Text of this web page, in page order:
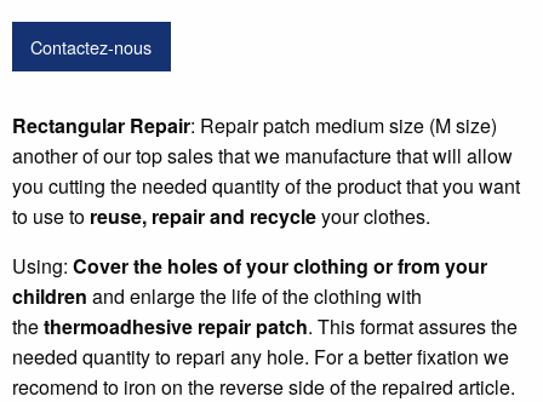
Contactez-nous
Rectangular Repair: Repair patch medium size (M size)
another of our top sales that we manufacture that will allow
you cutting the needed quantity of the product that you want
to use to reuse, repair and recycleyour clothes.
Using: Cover the holes of your clothing or from your
children and enlarge the life of the clothing with
thethermoadhesive repair patch. This format assures the
needed quantity to repari any hole. For a better fixation we
recomend to iron on the reverse side of the repaired article.